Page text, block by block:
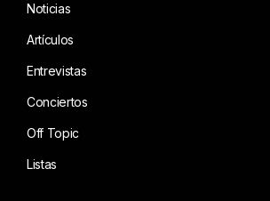
Noticias
Artículos
Entrevistas
Conciertos
Off Topic
Listas